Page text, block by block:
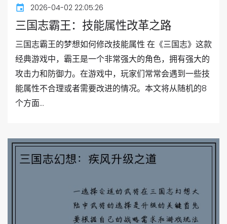
2026-04-02 22:05:26
三国志霸王：技能属性改革之路
三国志霸王的梦想如何修改技能属性 在《三国志》这款
经典游戏中，霸王是一个非常强大的角色，拥有强大的
攻击力和防御力。在游戏中，玩家们常常会遇到一些技
能属性不合理或者需要改进的情况。本文将从随机的8
个方面...